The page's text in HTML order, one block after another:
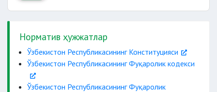
Норматив ҳужжатлар
Ўзбекистон Республикасининг Конституцияси
Ўзбекистон Республикасининг Фуқаролик кодекси
Ўзбекистон Республикасининг Фуқаролик